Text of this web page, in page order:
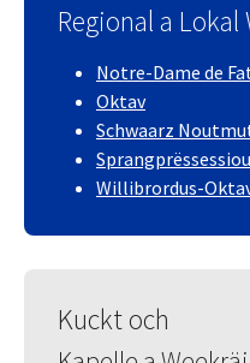
Regional a Lokal
Notre-Dame de
Oktav
Schwaarz
Willibrordus-
Kuckt och